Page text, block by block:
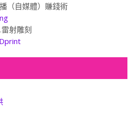
（自媒體）賺錢術
射雕刻